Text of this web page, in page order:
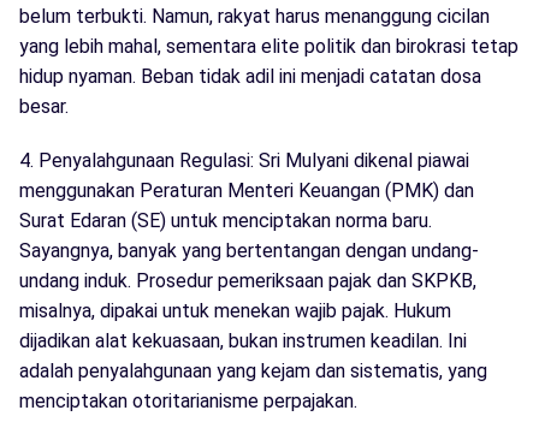
belum terbukti. Namun, rakyat harus menanggung cicilan
yang lebih mahal, sementara elite politik dan birokrasi tetap
hidup nyaman. Beban tidak adil ini menjadi catatan dosa
besar.
4. Penyalahgunaan Regulasi: Sri Mulyani dikenal piawai
menggunakan Peraturan Menteri Keuangan (PMK) dan
Surat Edaran (SE) untuk menciptakan norma baru.
Sayangnya, banyak yang bertentangan dengan undang-
undang induk. Prosedur pemeriksaan pajak dan SKPKB,
misalnya, dipakai untuk menekan wajib pajak. Hukum
dijadikan alat kekuasaan, bukan instrumen keadilan. Ini
adalah penyalahgunaan yang kejam dan sistematis, yang
menciptakan otoritarianisme perpajakan.